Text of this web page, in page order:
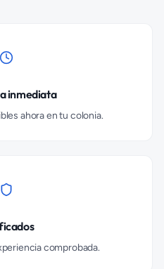
inmediata
ahora en tu colonia.
comprobada.